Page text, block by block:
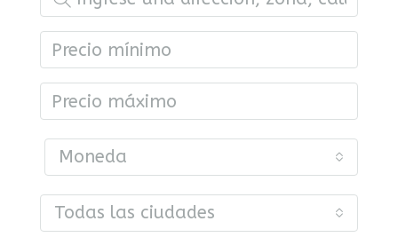
Moneda
Todas las ciudades